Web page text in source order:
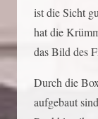
ist die Sicht
hat die
das Bild des
Durch die
aufgebaut